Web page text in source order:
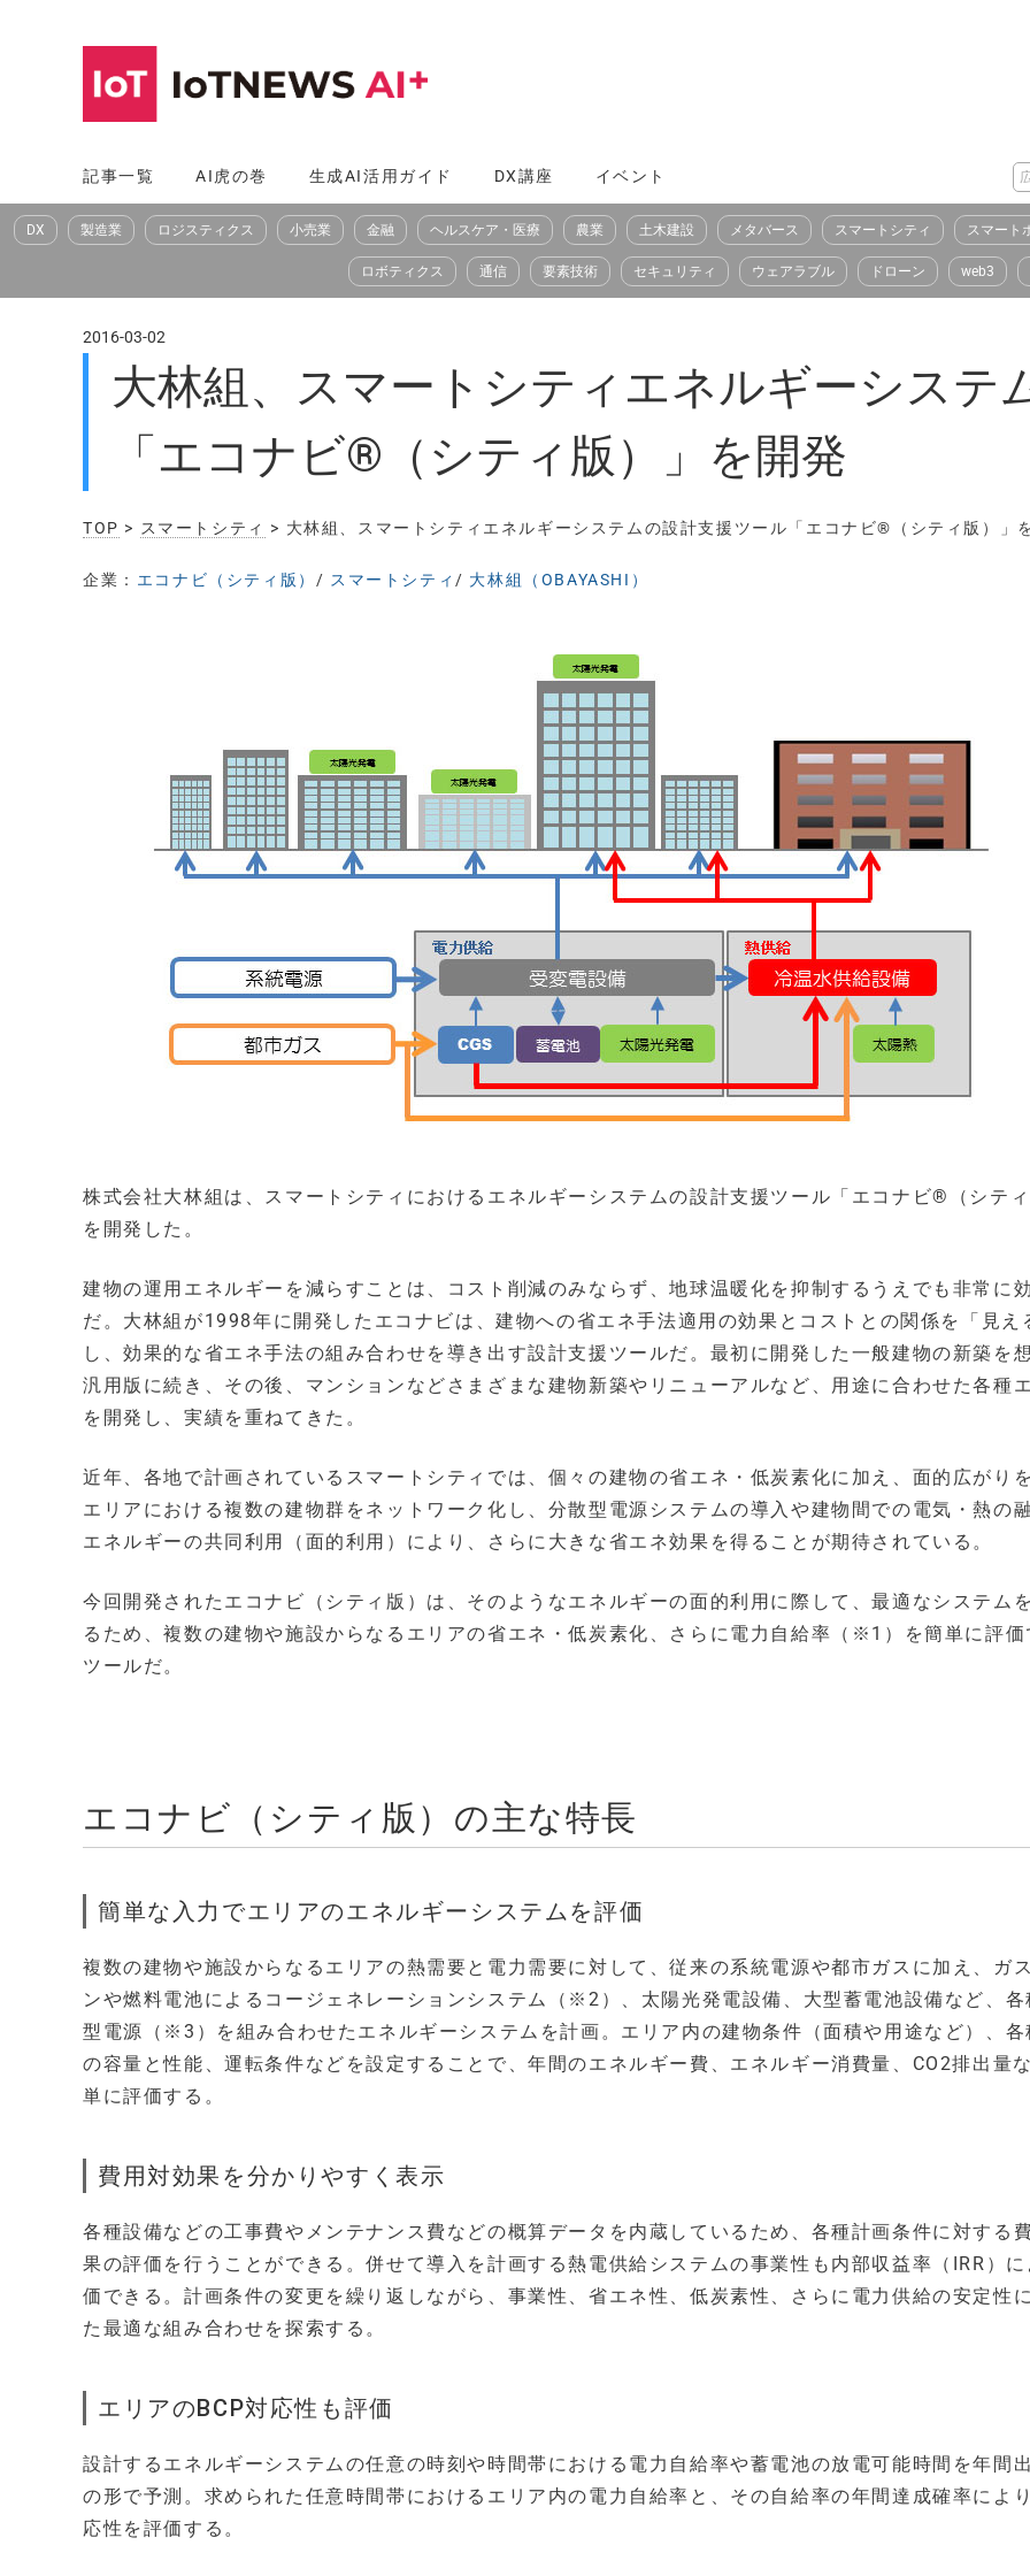
へ
ス
記事一覧 AI虎の巻 生成AI活用ガイド DX講座 イベント
DX 製造業 ロジスティクス 小売業 金融 ヘルスケア・医療 農業 土木建設 メタバース スマートシティ スマート
ロボティクス 通信 要素技術 セキュリティ ウェアラブル ドローン web3
2016-03-02
大林組、スマートシティエネルギーシステ
「エコナビ®（シティ版）」を開発
TOP > スマートシティ > 大林組、スマートシティエネルギーシステムの設計支援ツール「エコナビ®（シティ版）」
企業： エコナビ（シティ版） / スマートシティ / 大林組（OBAYASHI）
株式会社大林組は、スマートシティにおけるエネルギーシステムの設計支援ツール「エコナビ®（シテ
を開発した。
建物の運用エネルギーを減らすことは、コスト削減のみならず、地球温暖化を抑制するうえでも非常に
だ。大林組が1998年に開発したエコナビは、建物への省エネ手法適用の効果とコストとの関係を「見え
し、効果的な省エネ手法の組み合わせを導き出す設計支援ツールだ。最初に開発した一般建物の新築を
汎用版に続き、その後、マンションなどさまざまな建物新築やリニューアルなど、用途に合わせた各種
を開発し、実績を重ねてきた。
近年、各地で計画されているスマートシティでは、個々の建物の省エネ・低炭素化に加え、面的広がり
エリアにおける複数の建物群をネットワーク化し、分散型電源システムの導入や建物間での電気・熱の
エネルギーの共同利用（面的利用）により、さらに大きな省エネ効果を得ることが期待されている。
今回開発されたエコナビ（シティ版）は、そのようなエネルギーの面的利用に際して、最適なシステム
るため、複数の建物や施設からなるエリアの省エネ・低炭素化、さらに電力自給率（※1）を簡単に評価
ツールだ。
エコナビ（シティ版）の主な特長
簡単な入力でエリアのエネルギーシステムを評価
複数の建物や施設からなるエリアの熱需要と電力需要に対して、従来の系統電源や都市ガスに加え、ガ
ンや燃料電池によるコージェネレーションシステム（※2）、太陽光発電設備、大型蓄電池設備など、各
型電源（※3）を組み合わせたエネルギーシステムを計画。エリア内の建物条件（面積や用途など）、各
の容量と性能、運転条件などを設定することで、年間のエネルギー費、エネルギー消費量、CO2排出量
単に評価する。
費用対効果を分かりやすく表示
各種設備などの工事費やメンテナンス費などの概算データを内蔵しているため、各種計画条件に対する
果の評価を行うことができる。併せて導入を計画する熱電供給システムの事業性も内部収益率（IRR）
価できる。計画条件の変更を繰り返しながら、事業性、省エネ性、低炭素性、さらに電力供給の安定性
た最適な組み合わせを探索する。
エリアのBCP対応性も評価
設計するエネルギーシステムの任意の時刻や時間帯における電力自給率や蓄電池の放電可能時間を年間
の形で予測。求められた任意時間帯におけるエリア内の電力自給率と、その自給率の年間達成確率によ
応性を評価する。